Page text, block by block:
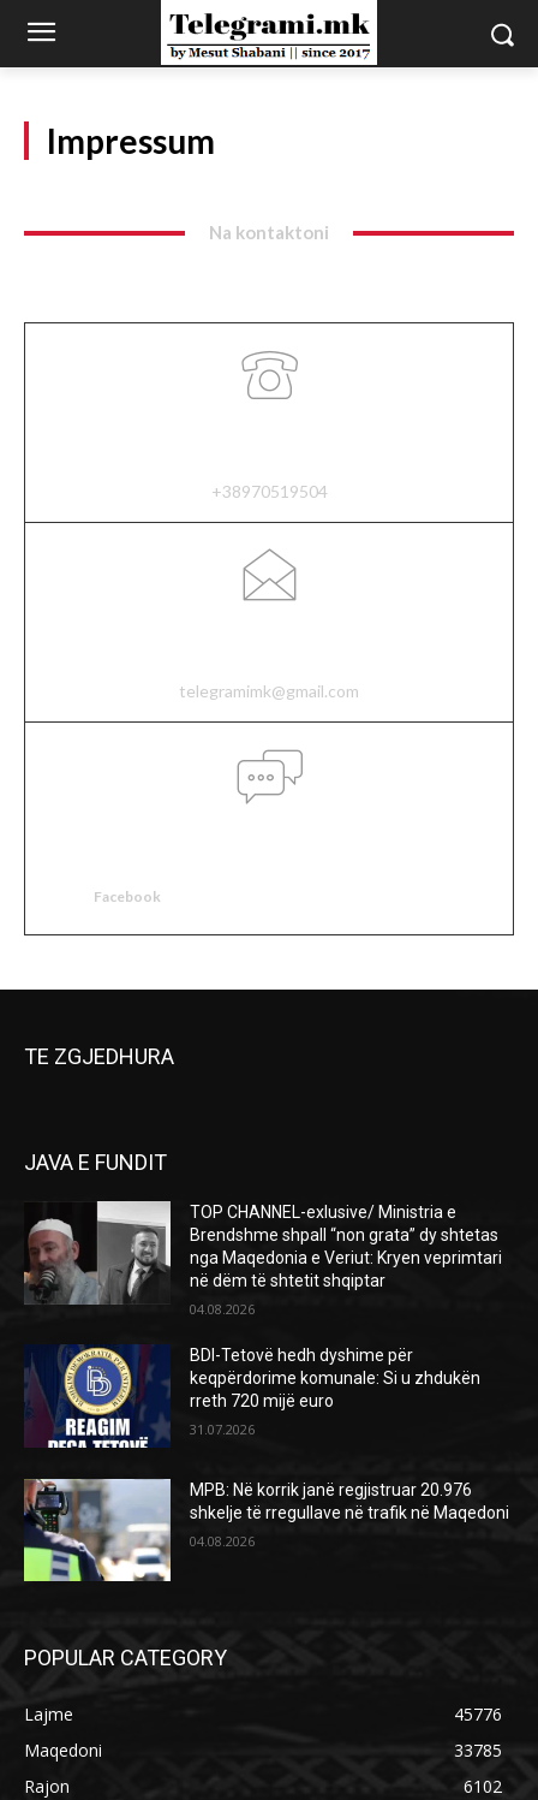
Impressum
Na kontaktoni
+38970519504
telegramimk@gmail.com
Facebook
TE ZGJEDHURA
JAVA E FUNDIT
TOP CHANNEL-exlusive/ Ministria e
Brendshme shpall “non grata” dy shtetas
nga Maqedonia e Veriut: Kryen veprimtari
në dëm të shtetit shqiptar
04.08.2026
BDI-Tetovë hedh dyshime për
keqpërdorime komunale: Si u zhdukën
rreth 720 mijë euro
31.07.2026
MPB: Në korrik janë regjistruar 20.976
shkelje të rregullave në trafik në Maqedoni
04.08.2026
POPULAR CATEGORY
Lajme
45776
Maqedoni
33785
Rajon
6102